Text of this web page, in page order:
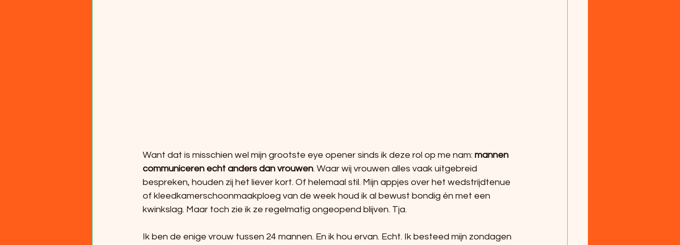
Want dat is misschien wel mijn grootste eye opener sinds ik deze rol op me nam: mannen
communiceren echt anders dan vrouwen. Waar wij vrouwen alles vaak uitgebreid
bespreken, houden zij het liever kort. Of helemaal stil. Mijn appjes over het wedstrijdtenue
of kleedkamerschoonmaakploeg van de week houd ik al bewust bondig én met een
kwinkslag. Maar toch zie ik ze regelmatig ongeopend blijven. Tja.
Ik ben de enige vrouw tussen 24 mannen. En ik hou ervan. Echt. Ik besteed mijn zondagen